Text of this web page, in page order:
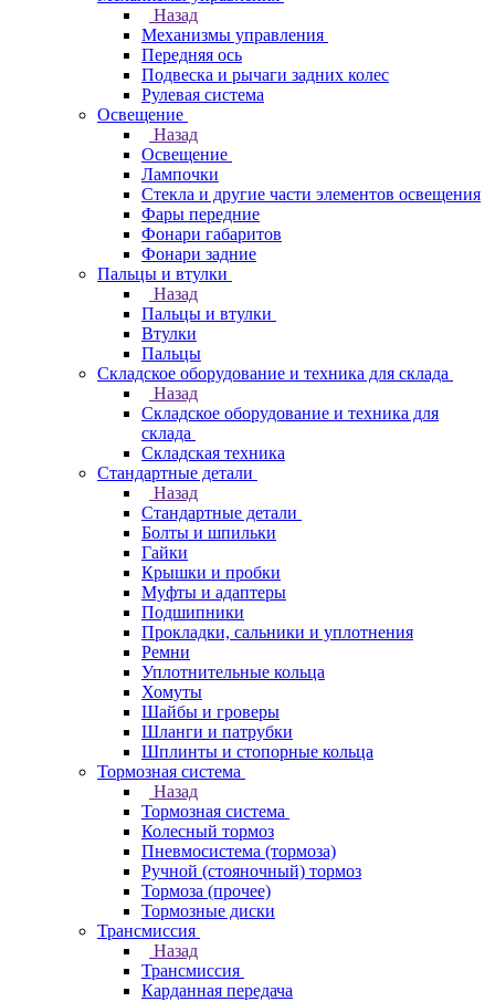
Назад
Механизмы управления
Передняя ось
Подвеска и рычаги задних колес
Рулевая система
Освещение
Назад
Освещение
Лампочки
Стекла и другие части элементов освещения
Фары передние
Фонари габаритов
Фонари задние
Пальцы и втулки
Назад
Пальцы и втулки
Втулки
Пальцы
Складское оборудование и техника для склада
Назад
Складское оборудование и техника для
склада
Складская техника
Стандартные детали
Назад
Стандартные детали
Болты и шпильки
Гайки
Крышки и пробки
Муфты и адаптеры
Подшипники
Прокладки, сальники и уплотнения
Ремни
Уплотнительные кольца
Хомуты
Шайбы и гроверы
Шланги и патрубки
Шплинты и стопорные кольца
Тормозная система
Назад
Тормозная система
Колесный тормоз
Пневмосиcтема (тормоза)
Ручной (стояночный) тормоз
Тормоза (прочее)
Тормозные диски
Трансмиссия
Назад
Трансмиссия
Карданная передача